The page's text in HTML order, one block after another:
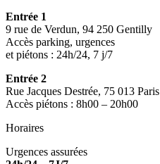
Entrée 1
9 rue de Verdun, 94 250 Gentilly
Accès parking, urgences
et piétons : 24h/24, 7 j/7
Entrée 2
Rue Jacques Destrée, 75 013 Paris
Accès piétons : 8h00 – 20h00
Horaires
Urgences assurées